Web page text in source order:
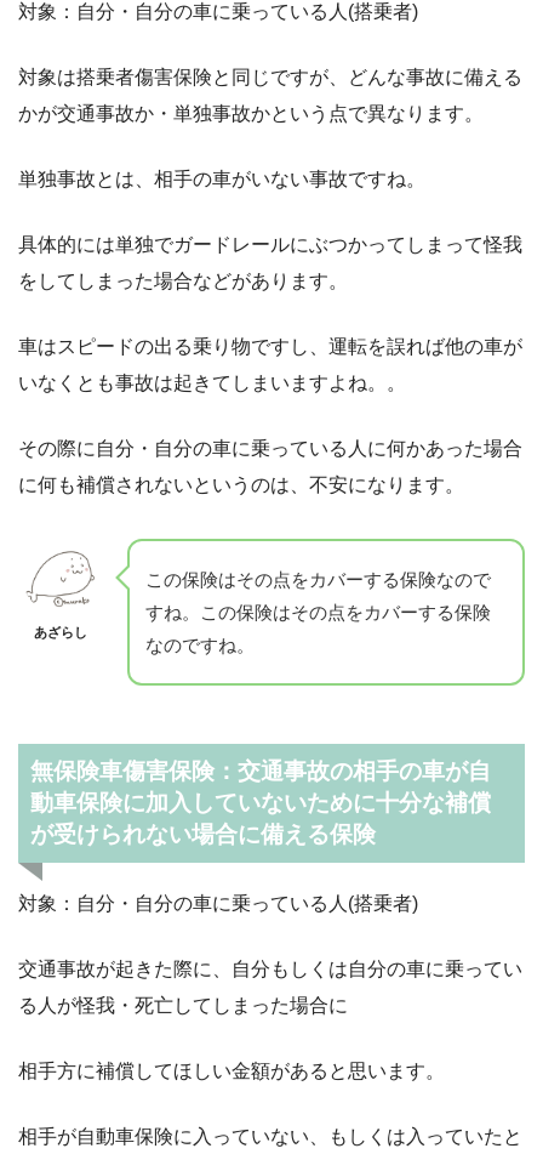
対象：自分・自分の車に乗っている人(搭乗者)
対象は搭乗者傷害保険と同じですが、どんな事故に備える
かが交通事故か・単独事故かという点で異なります。
単独事故とは、相手の車がいない事故ですね。
具体的には単独でガードレールにぶつかってしまって怪我
をしてしまった場合などがあります。
車はスピードの出る乗り物ですし、運転を誤れば他の車が
いなくとも事故は起きてしまいますよね。。
その際に自分・自分の車に乗っている人に何かあった場合
に何も補償されないというのは、不安になります。
あざらし
この保険はその点をカバーする保険なので
すね。この保険はその点をカバーする保険
なのですね。
無保険車傷害保険：交通事故の相手の車が自
動車保険に加入していないために十分な補償
が受けられない場合に備える保険
対象：自分・自分の車に乗っている人(搭乗者)
交通事故が起きた際に、自分もしくは自分の車に乗ってい
る人が怪我・死亡してしまった場合に
相手方に補償してほしい金額があると思います。
相手が自動車保険に入っていない、もしくは入っていたと